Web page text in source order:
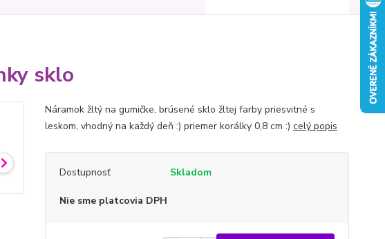
sklo
Náramok žltý na gumičke, brúsené sklo žltej farby priesvitné s
leskom, vhodný na každý deň :) priemer korálky 0,8 cm :) celý popis
Dostupnosť Skladom
Nie sme platcovia DPH